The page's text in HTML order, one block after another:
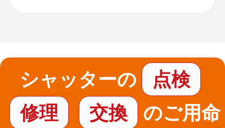
シャッターの
点検
修理
交換
のご用命